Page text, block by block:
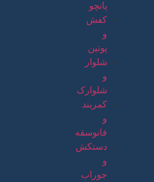
پانچو
کفش
و
پوتین
شلوار
و
شلوارک
کمربند
و
فانوسقه
دستکش
و
جوراب